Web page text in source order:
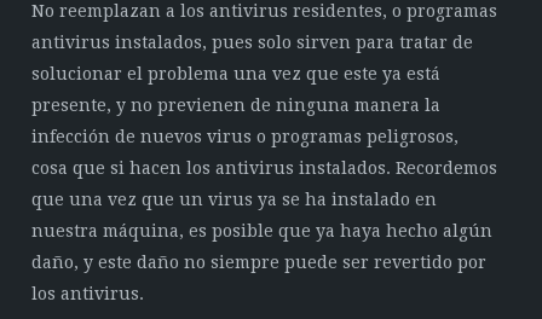
No reemplazan a los antivirus residentes, o programas
antivirus instalados, pues solo sirven para tratar de
solucionar el problema una vez que este ya está
presente, y no previenen de ninguna manera la
infección de nuevos virus o programas peligrosos,
cosa que si hacen los antivirus instalados. Recordemos
que una vez que un virus ya se ha instalado en
nuestra máquina, es posible que ya haya hecho algún
daño, y este daño no siempre puede ser revertido por
los antivirus.